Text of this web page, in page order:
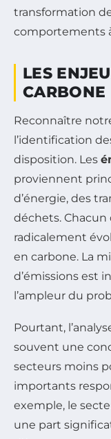
transformation
comportements
LES
CARBONE
Reconnaître
l’identification
disposition. Les
proviennent
d’énergie, des
déchets. Chacun
radicalement
en carbone. La
d’émissions est
l’ampleur du
Pourtant,
souvent une
secteurs moins
importants
exemple, le
une part